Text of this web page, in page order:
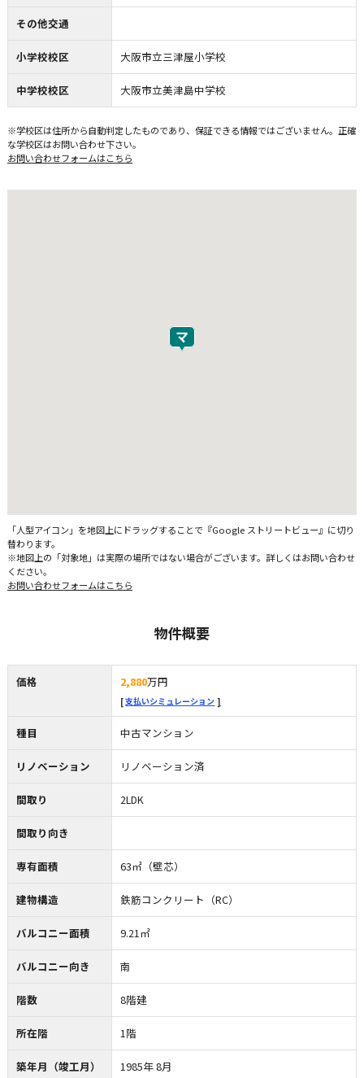
その他交通
小学校校区 大阪市立三津屋小学校
中学校校区 大阪市立美津島中学校
※学校区は住所から自動判定したものであり、保証できる情報ではございません。正確
な学校区はお問い合わせ下さい。
お問い合わせフォームはこちら
「人型アイコン」を地図上にドラッグすることで『Google ストリートビュー』に切り
替わります。
※地図上の「対象地」は実際の場所ではない場合がございます。詳しくはお問い合わせ
ください。
お問い合わせフォームはこちら
物件概要
価格 2,880万円
支払いシミュレーション
種目 中古マンション
リノベーション リノベーション済
間取り 2LDK
間取り向き
専有面積 63㎡（壁芯）
建物構造 鉄筋コンクリート（RC）
バルコニー面積 9.21㎡
バルコニー向き 南
階数 8階建
所在階 1階
築年月（竣工月） 1985年 8月